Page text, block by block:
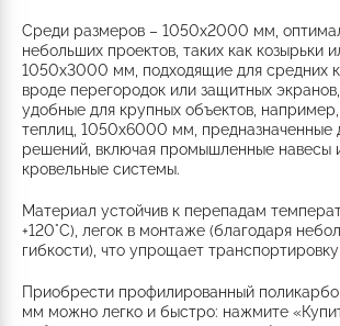
Среди размеров – 1050x2000 мм,
небольших проектов, таких как козырьки
1050x3000 мм, подходящие для средних
вроде перегородок или защитных
удобные для крупных объектов,
теплиц, 1050x6000 мм, предназначенные
решений, включая промышленные навесы
кровельные системы.
Материал устойчив к перепадам
+120°C), легок в монтаже (благодаря
гибкости), что упрощает
Приобрести профилированный
мм можно легко и быстро: нажмите